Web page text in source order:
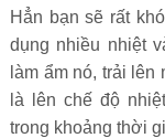
Hẳn bạn sẽ rất
dụng nhiều nhiệt
làm ẩm nó, trải lên
là lên chế độ
trong khoảng thời